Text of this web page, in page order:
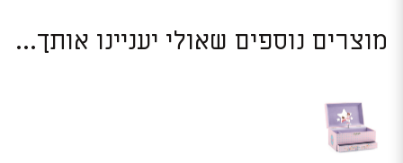
מוצרים נוספים שאולי יעניינו אותך...